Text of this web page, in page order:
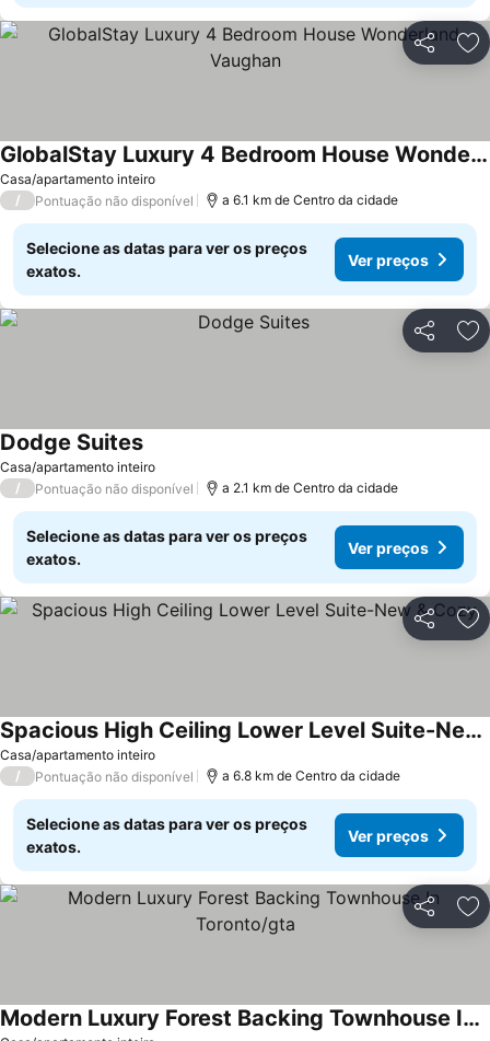
Partilhar
Casa/apartamento inteiro
GlobalStay Luxury 4 Bedroom House Wonderland Vaughan
/ Pontuação não disponível a 6.1 km de Centro da cidade
Selecione as datas para ver os preços
exatos.
Ver preços
Partilhar
Casa/apartamento inteiro
Dodge Suites
/ Pontuação não disponível a 2.1 km de Centro da cidade
Selecione as datas para ver os preços
exatos.
Ver preços
Partilhar
Casa/apartamento inteiro
Spacious High Ceiling Lower Level Suite-New & Cozy
/ Pontuação não disponível a 6.8 km de Centro da cidade
Selecione as datas para ver os preços
exatos.
Ver preços
Partilhar
Modern Luxury Forest Backing Townhouse In Toronto/gta